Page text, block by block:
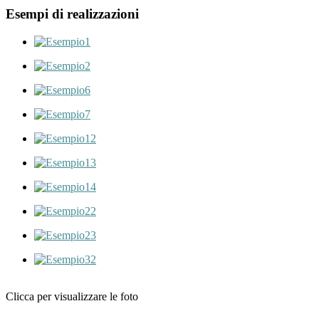
Esempi di realizzazioni
Clicca per visualizzare le foto